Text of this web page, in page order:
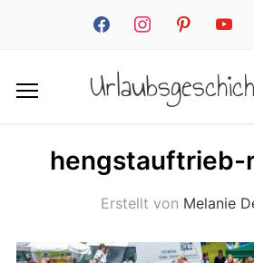
facebookinstagrampinterestyoutube
hengstauftrieb-
Erstellt von Melanie